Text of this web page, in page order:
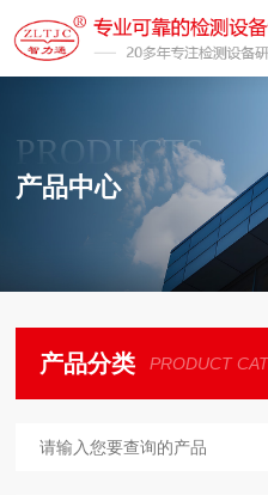
PRODUCTS
产品中心
产品分类 PRODUCT